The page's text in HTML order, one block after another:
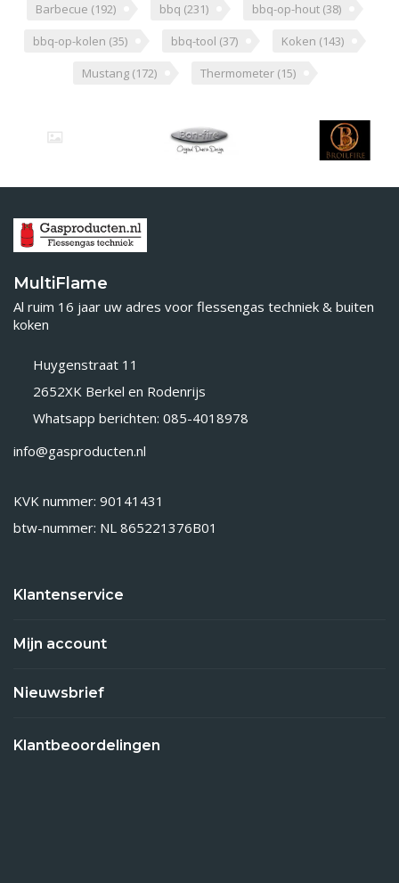
Barbecue (192) bbq (231) bbq-op-hout (38)
bbq-op-kolen (35) bbq-tool (37) Koken (143)
Mustang (172) Thermometer (15)
MultiFlame
Al ruim 16 jaar uw adres voor flessengas techniek & buiten
koken
Huygenstraat 11
2652XK Berkel en Rodenrijs
Whatsapp berichten: 085-4018978
info@gasproducten.nl
KVK nummer: 90141431
btw-nummer: NL 865221376B01
Klantenservice
Mijn account
Nieuwsbrief
Klantbeoordelingen